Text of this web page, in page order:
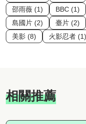
邵雨薇 (1)
BBC (1)
島國片 (2)
臺片 (2)
美影 (8)
火影忍者 (1)
相關推薦